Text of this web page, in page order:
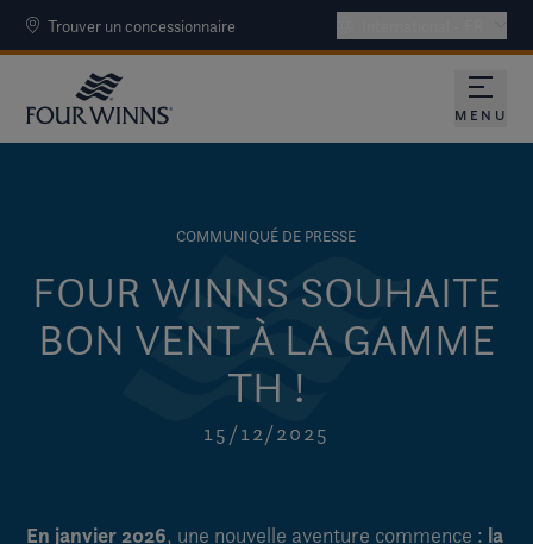
Trouver un concessionnaire
MENU
COMMUNIQUÉ DE PRESSE
FOUR WINNS SOUHAITE
BON VENT À LA GAMME
TH !
15/12/2025
En janvier 2026, une nouvelle aventure commence : la